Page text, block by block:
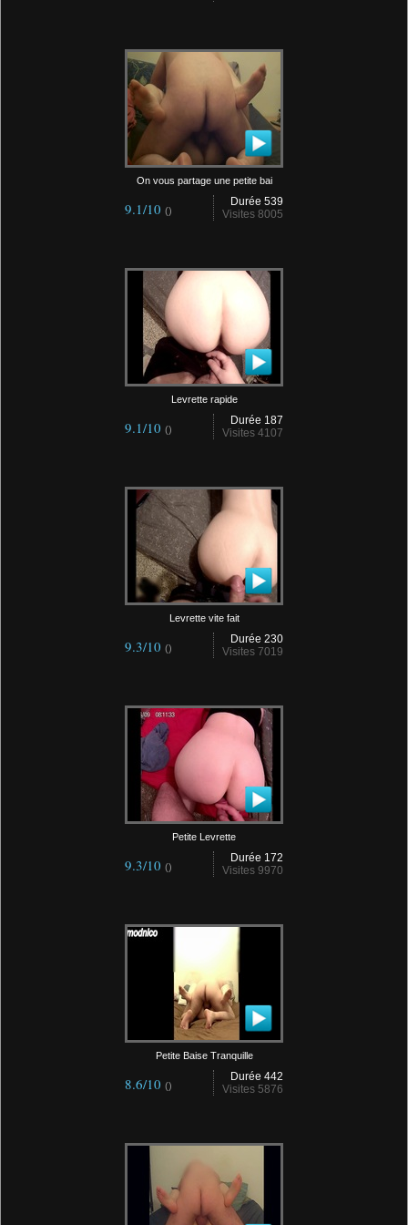
On vous partage une petite bai
Durée 539
Visites 8005
9.1/10 ()
Levrette rapide
Durée 187
Visites 4107
9.1/10 ()
Levrette vite fait
Durée 230
Visites 7019
9.3/10 ()
Petite Levrette
Durée 172
Visites 9970
9.3/10 ()
Petite Baise Tranquille
Durée 442
Visites 5876
8.6/10 ()